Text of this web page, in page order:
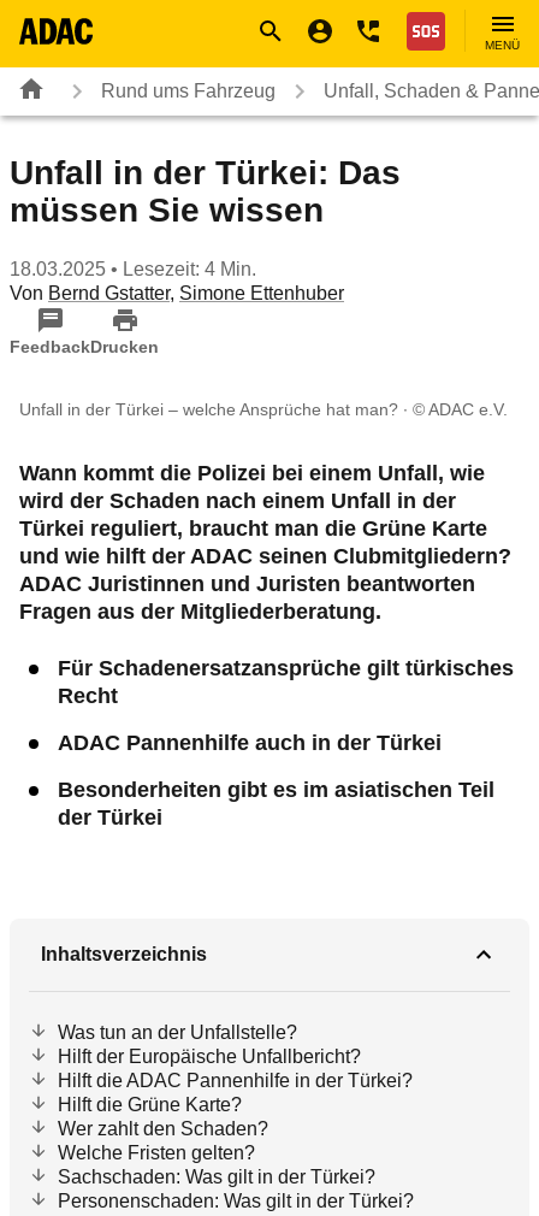
Nothilfe
MENÜ
Rund ums Fahrzeug Unfall, Schaden & Panne
Unfall in der Türkei: Das
müssen Sie wissen
18.03.2025 • Lesezeit: 4 Min.
Von Bernd Gstatter, Simone Ettenhuber
FeedbackDrucken
Unfall in der Türkei – welche Ansprüche hat man? © ADAC e.V.
Wann kommt die Polizei bei einem Unfall, wie
wird der Schaden nach einem Unfall in der
Türkei reguliert, braucht man die Grüne Karte
und wie hilft der ADAC seinen Clubmitgliedern?
ADAC Juristinnen und Juristen beantworten
Fragen aus der Mitgliederberatung.
Für Schadenersatzansprüche gilt türkisches
Recht
ADAC Pannenhilfe auch in der Türkei
Besonderheiten gibt es im asiatischen Teil
der Türkei
Inhaltsverzeichnis
Was tun an der Unfallstelle?
Hilft der Europäische Unfallbericht?
Hilft die ADAC Pannenhilfe in der Türkei?
Hilft die Grüne Karte?
Wer zahlt den Schaden?
Welche Fristen gelten?
Sachschaden: Was gilt in der Türkei?
Personenschaden: Was gilt in der Türkei?